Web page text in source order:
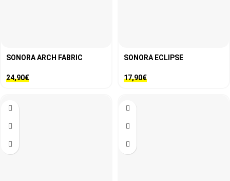
SONORA ARCH FABRIC
24,90€
SONORA ECLIPSE
17,90€